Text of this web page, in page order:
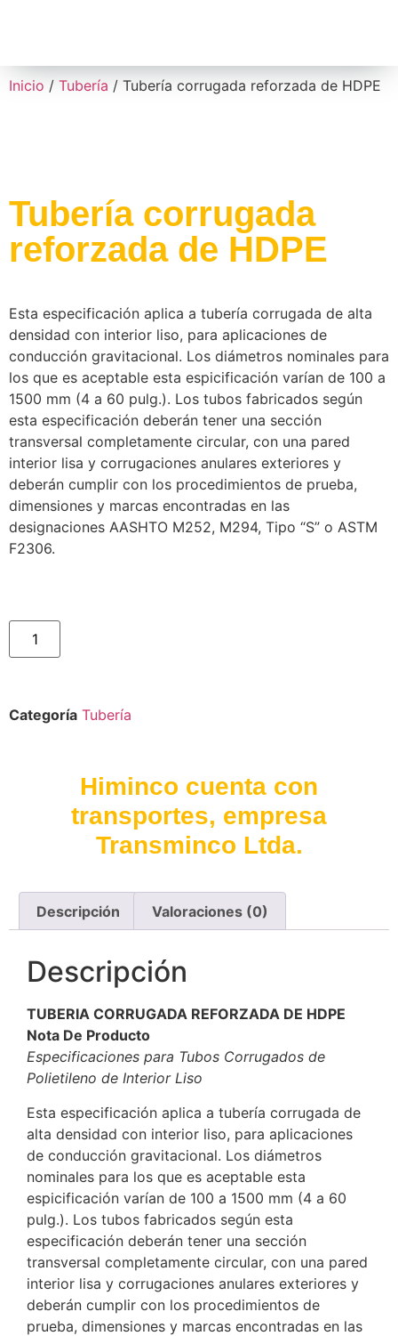
Inicio / Tubería / Tubería corrugada reforzada de HDPE
Tubería corrugada
reforzada de HDPE
Esta especificación aplica a tubería corrugada de alta
densidad con interior liso, para aplicaciones de
conducción gravitacional. Los diámetros nominales para
los que es aceptable esta espicificación varían de 100 a
1500 mm (4 a 60 pulg.). Los tubos fabricados según
esta especificación deberán tener una sección
transversal completamente circular, con una pared
interior lisa y corrugaciones anulares exteriores y
deberán cumplir con los procedimientos de prueba,
dimensiones y marcas encontradas en las
designaciones AASHTO M252, M294, Tipo “S” o ASTM
F2306.
Categoría Tubería
Himinco cuenta con
transportes, empresa
Transminco Ltda.
Descripción Valoraciones (0)
Descripción
TUBERIA CORRUGADA REFORZADA DE HDPE
Nota De Producto
Especificaciones para Tubos Corrugados de
Polietileno de Interior Liso
Esta especificación aplica a tubería corrugada de
alta densidad con interior liso, para aplicaciones
de conducción gravitacional. Los diámetros
nominales para los que es aceptable esta
espicificación varían de 100 a 1500 mm (4 a 60
pulg.). Los tubos fabricados según esta
especificación deberán tener una sección
transversal completamente circular, con una pared
interior lisa y corrugaciones anulares exteriores y
deberán cumplir con los procedimientos de
prueba, dimensiones y marcas encontradas en las